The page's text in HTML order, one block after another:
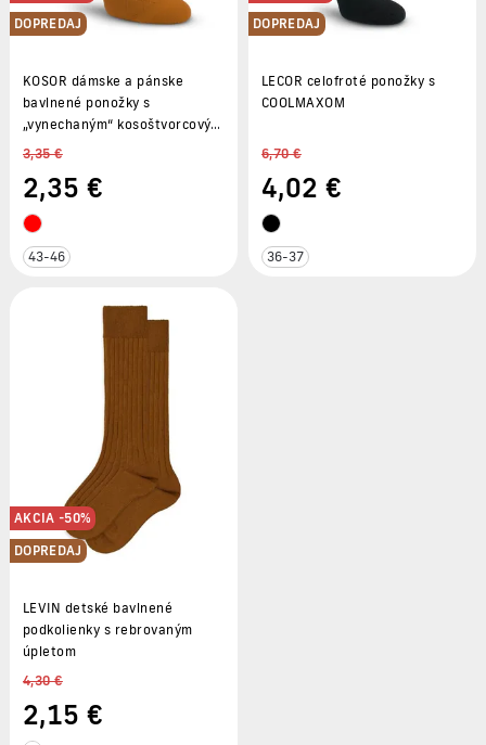
DOPREDAJ
KOSOR dámske a pánske
bavlnené ponožky s
„vynechaným“ kosoštvorcovým
vzorom
3,35 €
2,35 €
43-46
DOPREDAJ
LECOR celofroté ponožky s
COOLMAXOM
6,70 €
4,02 €
36-37
AKCIA -50%
DOPREDAJ
LEVIN detské bavlnené
podkolienky s rebrovaným
úpletom
4,30 €
2,15 €